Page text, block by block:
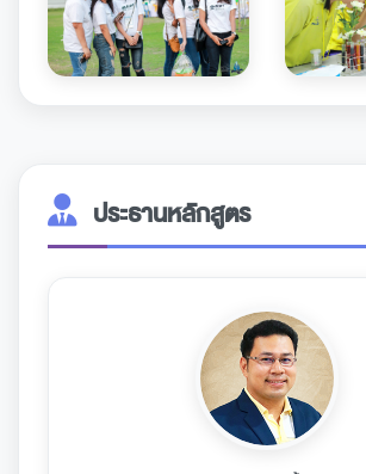
ประธานหลักสูตร